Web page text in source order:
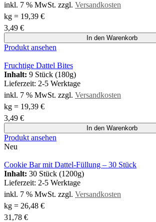
inkl. 7 % MwSt. zzgl. Versandkosten
kg = 19,39 €
3,49 €
In den Warenkorb
Produkt ansehen
Fruchtige Dattel Bites
Inhalt: 9 Stück (180g)
Lieferzeit: 2-5 Werktage
inkl. 7 % MwSt. zzgl. Versandkosten
kg = 19,39 €
3,49 €
In den Warenkorb
Produkt ansehen
Neu
Cookie Bar mit Dattel-Füllung – 30 Stück
Inhalt: 30 Stück (1200g)
Lieferzeit: 2-5 Werktage
inkl. 7 % MwSt. zzgl. Versandkosten
kg = 26,48 €
31,78 €